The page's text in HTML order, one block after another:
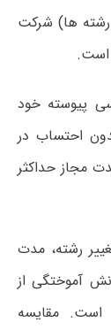
رشته ها) شرکت
پیوسته خود
احتساب در
مجاز حداکثر
رشته، مدت
آموختگی از
۸ن یمسال است. مقایسه